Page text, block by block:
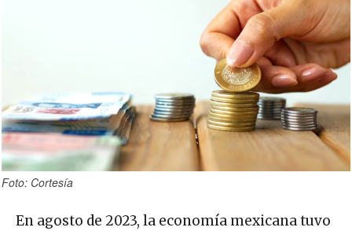
Foto: Cortesía
En agosto de 2023, la economía mexicana tuvo